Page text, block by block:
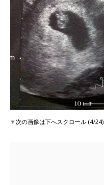
▼次の画像は下へスクロール (4/24)